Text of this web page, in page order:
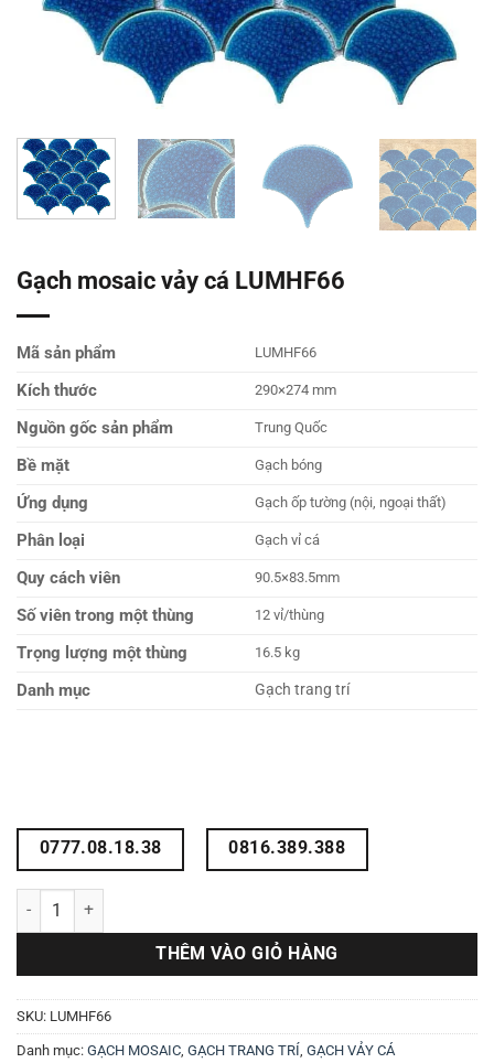
Gạch mosaic vảy cá LUMHF66
Mã sản phẩm LUMHF66
Kích thước 290×274 mm
Nguồn gốc sản phẩm Trung Quốc
Bề mặt Gạch bóng
Ứng dụng Gạch ốp tường (nội, ngoại thất)
Phân loại Gạch vỉ cá
Quy cách viên 90.5×83.5mm
Số viên trong một thùng 12 vỉ/thùng
Trọng lượng một thùng 16.5 kg
Danh mục Gạch trang trí
0777.08.18.38 0816.389.388
Gạch mosaic vảy cá LUMHF66 số lượng
THÊM VÀO GIỎ HÀNG
SKU: LUMHF66
Danh mục: GẠCH MOSAIC GẠCH TRANG TRÍ GẠCH VẢY CÁ